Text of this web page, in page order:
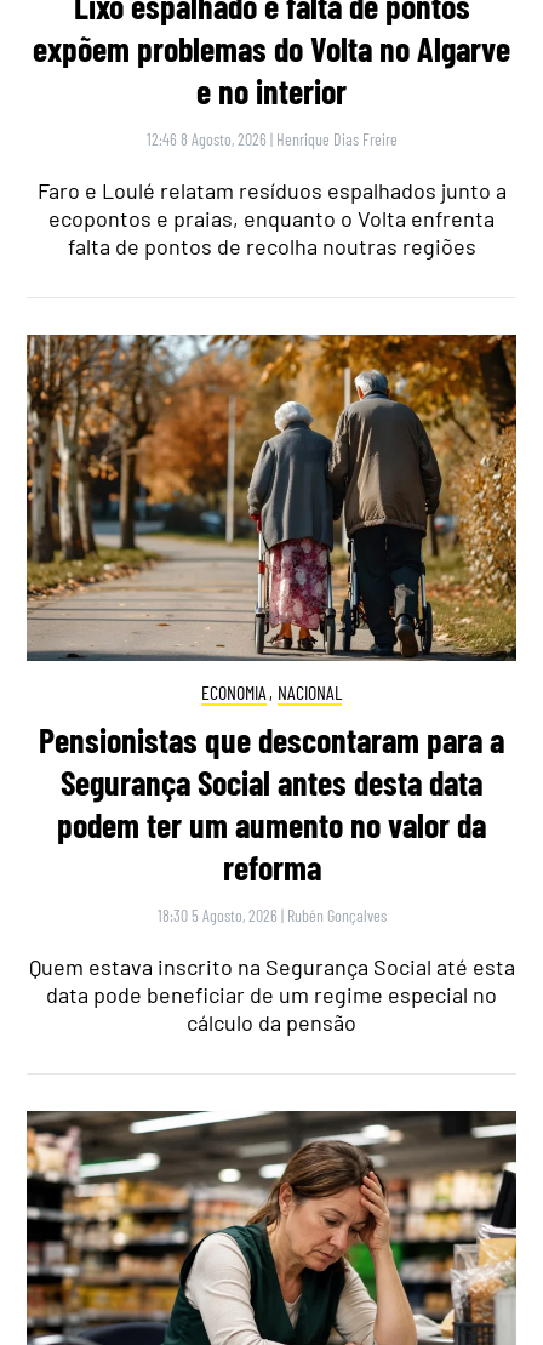
expõem problemas do Volta no Algarve
e no interior
12:46 8 Agosto, 2026 | Henrique Dias Freire
Faro e Loulé relatam resíduos espalhados junto a
ecopontos e praias, enquanto o Volta enfrenta
falta de pontos de recolha noutras regiões
ECONOMIA , NACIONAL
Pensionistas que descontaram para a
Segurança Social antes desta data
podem ter um aumento no valor da
reforma
18:30 5 Agosto, 2026 | Rubén Gonçalves
Quem estava inscrito na Segurança Social até esta
data pode beneficiar de um regime especial no
cálculo da pensão